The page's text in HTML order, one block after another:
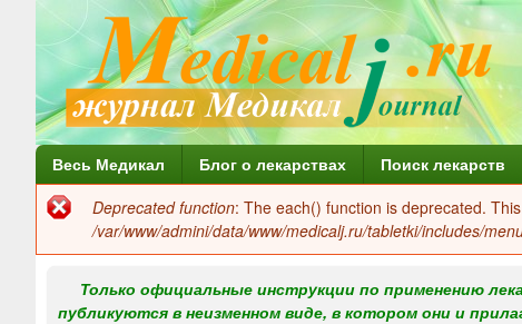
Г
л
н
Весь Медикал Блог о лекарствах Поиск лекарств
Сообщение
об
ошибке
Deprecated function: The each() function is deprecated.
/var/www/admini/data/www/medicalj.ru/tabletki/includes/
Только официальные инструкции по применению
публикуются в неизменном виде, в котором они и